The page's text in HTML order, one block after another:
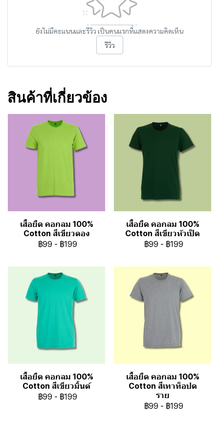
ยังไม่มีคะแนนและรีวิว เป็นคนแรกที่แสดงความคิดเห็น
รีวิว
สินค้าที่เกี่ยวข้อง
เสื้อยืด คอกลม 100%
Cotton สีเขียวตอง
฿99 - ฿199
เสื้อยืด คอกลม 100%
Cotton สีเขียวหัวเป็ด
฿99 - ฿199
เสื้อยืด คอกลม 100%
Cotton สีเขียวมิ้นต์
฿99 - ฿199
เสื้อยืด คอกลม 100%
Cotton สีเทาท็อปด
ราย
฿99 - ฿199